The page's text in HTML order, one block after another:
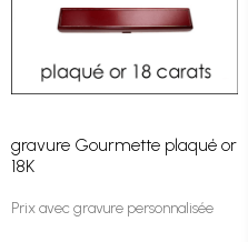
gravure Gourmette plaqué or
18K
Prix avec gravure personnalisée